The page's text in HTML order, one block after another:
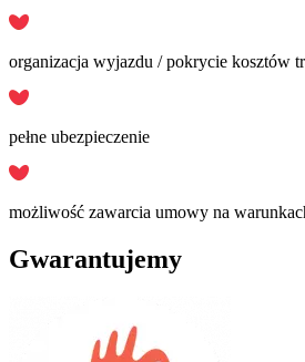
organizacja wyjazdu / pokrycie kosztów
pełne ubezpieczenie
możliwość zawarcia umowy na
Gwarantujemy